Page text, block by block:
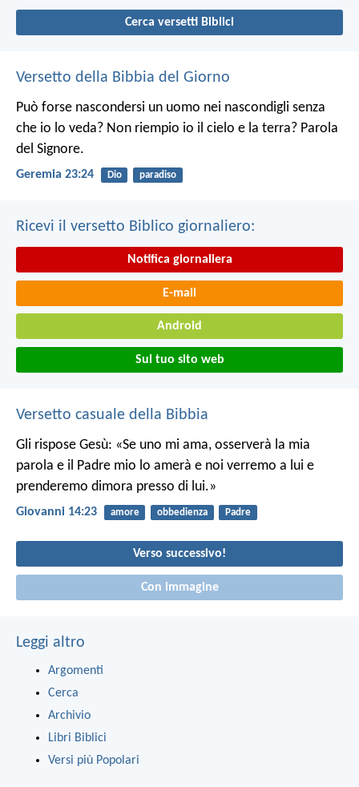
Cerca versetti Biblici
Versetto della Bibbia del Giorno
Può forse nascondersi un uomo nei nascondigli senza
che io lo veda? Non riempio io il cielo e la terra? Parola
del Signore.
Geremia 23:24 Dio paradiso
Ricevi il versetto Biblico giornaliero:
Notifica giornaliera
E-mail
Android
Sul tuo sito web
Versetto casuale della Bibbia
Gli rispose Gesù: «Se uno mi ama, osserverà la mia
parola e il Padre mio lo amerà e noi verremo a lui e
prenderemo dimora presso di lui.»
Giovanni 14:23 amore obbedienza Padre
Verso successivo!
Con immagine
Leggi altro
Argomenti
Cerca
Archivio
Libri Biblici
Versi più Popolari